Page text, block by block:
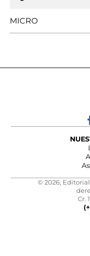
MICRO
© 2026, Editorial
Cr.